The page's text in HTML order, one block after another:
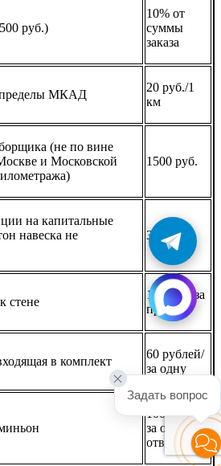
руб.)
10% от
суммы
заказа
пределы МКАД
20 руб./1
км
(не по вине
и Московской
1500 руб.
на капитальные
навеска не
350 руб.
стене
150 руб. за
предмет
в комплект
60 рублей/
за одну
100 рублей
за одно
отверстие
Задать вопрос